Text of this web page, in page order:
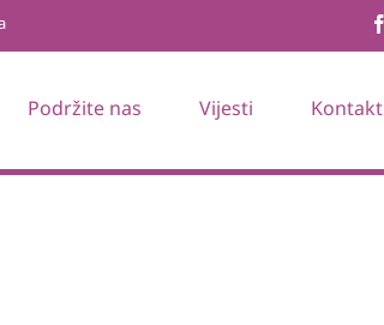
Podržite nas Vijesti Kontakt